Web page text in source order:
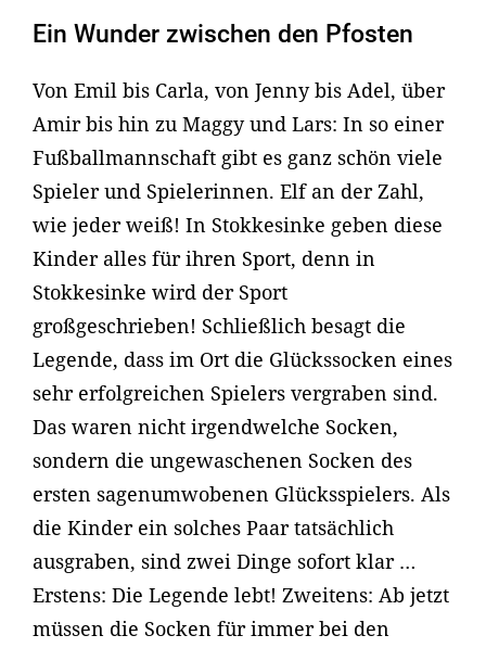
Ein Wunder zwischen den Pfosten
Von Emil bis Carla, von Jenny bis Adel, über
Amir bis hin zu Maggy und Lars: In so einer
Fußballmannschaft gibt es ganz schön viele
Spieler und Spielerinnen. Elf an der Zahl,
wie jeder weiß! In Stokkesinke geben diese
Kinder alles für ihren Sport, denn in
Stokkesinke wird der Sport
großgeschrieben! Schließlich besagt die
Legende, dass im Ort die Glückssocken eines
sehr erfolgreichen Spielers vergraben sind.
Das waren nicht irgendwelche Socken,
sondern die ungewaschenen Socken des
ersten sagenumwobenen Glücksspielers. Als
die Kinder ein solches Paar tatsächlich
ausgraben, sind zwei Dinge sofort klar …
Erstens: Die Legende lebt! Zweitens: Ab jetzt
müssen die Socken für immer bei den